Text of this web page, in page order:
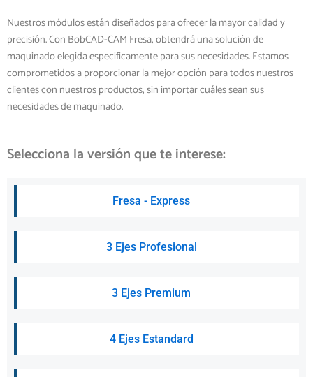
Nuestros módulos están diseñados para ofrecer la mayor calidad y
precisión. Con BobCAD-CAM Fresa, obtendrá una solución de
maquinado elegida específicamente para sus necesidades. Estamos
comprometidos a proporcionar la mejor opción para todos nuestros
clientes con nuestros productos, sin importar cuáles sean sus
necesidades de maquinado.
Selecciona la versión que te interese:
Fresa - Express
3 Ejes Profesional
3 Ejes Premium
4 Ejes Estandard